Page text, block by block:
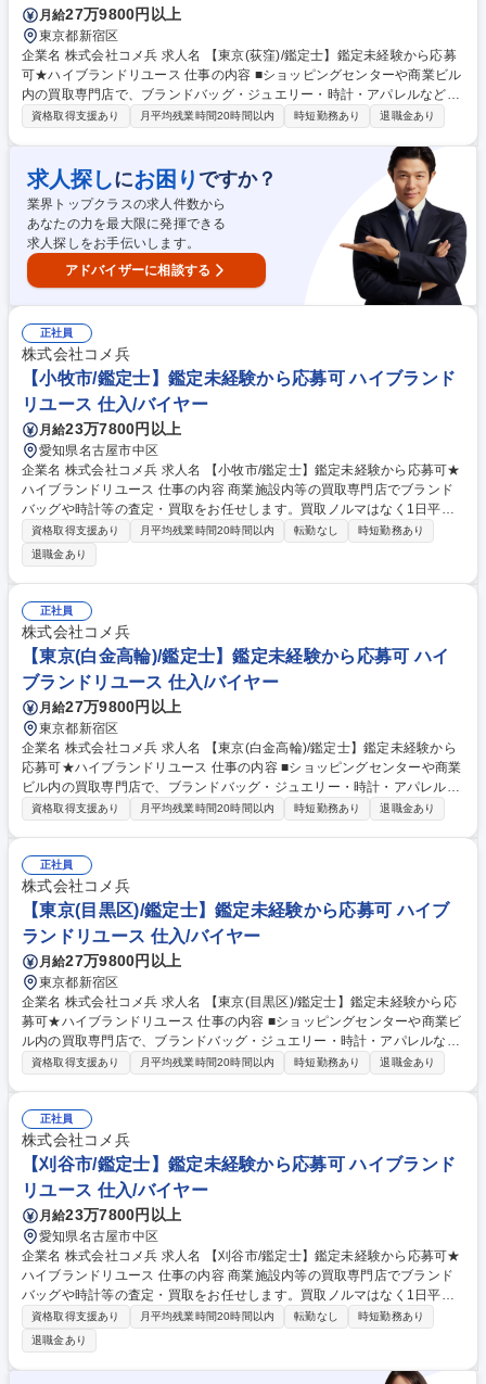
月給27万9800円以上
東京都新宿区
企業名 株式会社コメ兵 求人名 【東京(荻窪)/鑑定士】鑑定未経験から応募
可★ハイブランドリユース 仕事の内容 ■ショッピングセンターや商業ビル
内の買取専門店で、ブランドバッグ・ジュエリー・時計・アパレルなどの
査定・買取をお任せいたします。 ■バイヤーからコーポレート職まで、他
取の仕事全般をお任せします。時計/ブランドバッグ/ジュエリー/衣類な
ど、様々な品物の査定、買取をお願いします。業務を通してスキルアップ
が可能です。 【キャリアパスについて】商品センター/マーケティング/W
EB事業/教育/店舗開発/広報/人事/総務/経理/経営企画など、キャリアプラン
を実現するため、多彩なポジションへのキャリアチェンジが可能です。 募
集職種 【東京(荻窪)/鑑定士】鑑定未経験から応募可★ハイブランドリユー
資格取得支援あり 月平均残業時間20時間以内 時短勤務あり 退職金あり
求人探しにお困り ですか？
業界トップクラスの求人件数から
あなたの力を最大限に発揮できる
求人探しをお手伝いします。
アドバイザーに相談する
正社員
株式会社コメ兵
【小牧市/鑑定士】鑑定未経験から応募可 ハイブランド
リユース 仕入/バイヤー
月給23万7800円以上
愛知県名古屋市中区
企業名 株式会社コメ兵 求人名 【小牧市/鑑定士】鑑定未経験から応募可★
ハイブランドリユース 仕事の内容 商業施設内等の買取専門店でブランド
バッグや時計等の査定・買取をお任せします。買取ノルマはなく1日平均5
組のため、AI等の遠隔サポートも頼りながら、数字に追われずお客様に寄
り添った丁寧な接客が可能です。 【仕事の流れ】■来店時の受付・接客対
応 ■商品の査定 ■査定金額の詳細説明 ■代金の支払/買取品のデータ入力 ■
電話対応（商品に関する問い合わせ） 【入社後】当社には、教育専門部署
があり、座学やロールプレイング等、テキストを用いて仕事の基礎・スキ
ルを1から学べる教育・研修を用意しています！研修後も協力体制のも
と、店舗に立つためご安心ください。 募集職種 【小牧市/鑑定士】鑑定未
経験から応募可★ハイブランドリユース
資格取得支援あり 月平均残業時間20時間以内 転勤なし
時短勤務あり
退職金あり
正社員
株式会社コメ兵
【東京(白金高輪)/鑑定士】鑑定未経験から応募可 ハイ
ブランドリユース 仕入/バイヤー
月給27万9800円以上
東京都新宿区
企業名 株式会社コメ兵 求人名 【東京(白金高輪)/鑑定士】鑑定未経験から
応募可★ハイブランドリユース 仕事の内容 ■ショッピングセンターや商業
ビル内の買取専門店で、ブランドバッグ・ジュエリー・時計・アパレルな
どの査定・買取をお任せいたします。 ■バイヤーからコーポレート職ま
類など、様々な品物の査定、買取をお願いします。業務を通してスキルア
ップが可能です。 【キャリアパスについて】商品センター/マーケティン
グ/WEB事業/教育/店舗開発/広報/人事/総務/経理/経営企画など、キャリア
プランを実現するため、多彩なポジションへのキャリアチェンジが可能で
す。 募集職種 【東京(白金高輪)/鑑定士】鑑定未経験から応募可★ハイブ
ランドリユース
資格取得支援あり 月平均残業時間20時間以内 時短勤務あり 退職金あり
正社員
株式会社コメ兵
【東京(目黒区)/鑑定士】鑑定未経験から応募可 ハイブ
ランドリユース 仕入/バイヤー
月給27万9800円以上
東京都新宿区
企業名 株式会社コメ兵 求人名 【東京(目黒区)/鑑定士】鑑定未経験から応
募可★ハイブランドリユース 仕事の内容 ■ショッピングセンターや商業ビ
ル内の買取専門店で、ブランドバッグ・ジュエリー・時計・アパレルなど
の査定・買取をお任せいたします。 ■バイヤーからコーポレート職まで、
ど、様々な品物の査定、買取をお願いします。業務を通してスキルアップ
が可能です。 【キャリアパスについて】商品センター/マーケティング/W
EB事業/教育/店舗開発/広報/人事/総務/経理/経営企画など、キャリアプラン
を実現するため、多彩なポジションへのキャリアチェンジが可能です。 募
集職種 【東京(目黒区)/鑑定士】鑑定未経験から応募可★ハイブランドリユ
ース
資格取得支援あり 月平均残業時間20時間以内 時短勤務あり 退職金あり
正社員
株式会社コメ兵
【刈谷市/鑑定士】鑑定未経験から応募可 ハイブランド
リユース 仕入/バイヤー
月給23万7800円以上
愛知県名古屋市中区
企業名 株式会社コメ兵 求人名 【刈谷市/鑑定士】鑑定未経験から応募可★
ハイブランドリユース 仕事の内容 商業施設内等の買取専門店でブランド
バッグや時計等の査定・買取をお任せします。買取ノルマはなく1日平均5
組のため、AI等の遠隔サポートも頼りながら、数字に追われずお客様に寄
り添った丁寧な接客が可能です。 【仕事の流れ】■来店時の受付・接客対
応 ■商品の査定 ■査定金額の詳細説明 ■代金の支払/買取品のデータ入力 ■
電話対応（商品に関する問い合わせ） 【入社後】当社には、教育専門部署
資格取得支援あり 月平均残業時間20時間以内 転勤なし
時短勤務あり
退職金あり